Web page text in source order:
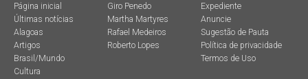
Página inicial
Últimas notícias
Alagoas
Artigos
Brasil/Mundo
Cultura
Giro Penedo
Martha Martyres
Rafael Medeiros
Roberto Lopes
Expediente
Anuncie
Sugestão de Pauta
Política de privacidade
Termos de Uso